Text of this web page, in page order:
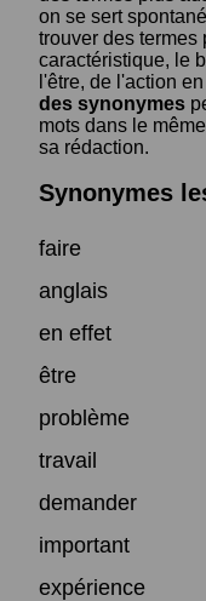
on se sert
trouver des termes
caractéristique, le
l'être, de l'action
des synonymes
mots dans le
sa rédaction.
Synonymes
faire
anglais
en effet
être
problème
travail
demander
important
expérience